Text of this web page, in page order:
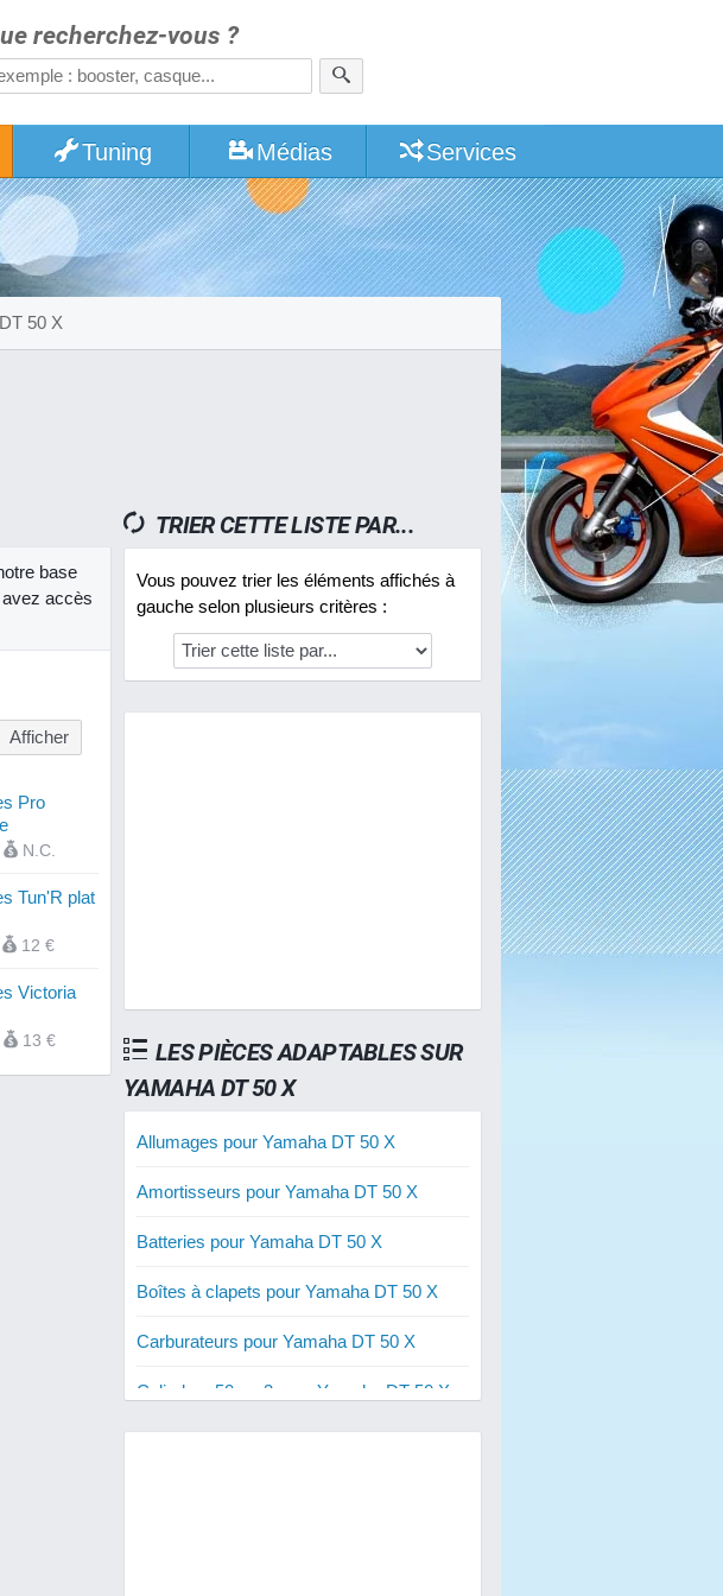
recherchez-vous ?
Tuning Médias Services
50 X
base
accès
Pro
N.C.
Tun'R plat
12 €
Victoria
13 €
TRIER CETTE LISTE PAR...
Vous pouvez trier les éléments affichés à
gauche selon plusieurs critères :
LES PIÈCES ADAPTABLES SUR
YAMAHA DT 50 X
Allumages pour Yamaha DT 50 X
Amortisseurs pour Yamaha DT 50 X
Batteries pour Yamaha DT 50 X
Boîtes à clapets pour Yamaha DT 50 X
Carburateurs pour Yamaha DT 50 X
Cylindres 50 cm3 pour Yamaha DT 50 X